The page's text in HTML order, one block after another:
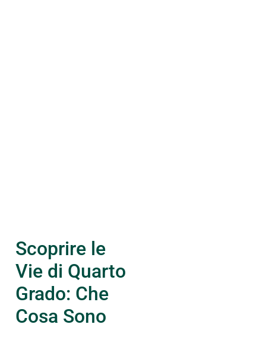
Scoprire le
Vie di Quarto
Grado: Che
Cosa Sono